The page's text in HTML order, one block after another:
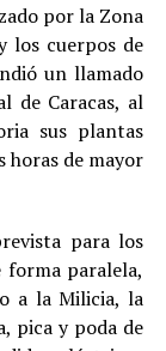
por la Zona
los cuerpos de
un llamado
de Caracas, al
sus plantas
horas de mayor
para los
forma paralela,
a la Milicia, la
pica y poda de